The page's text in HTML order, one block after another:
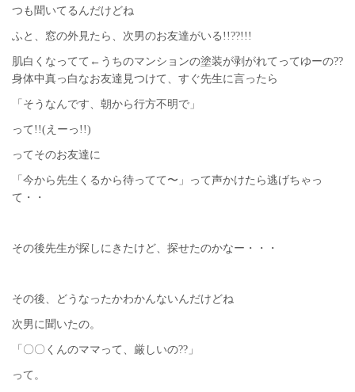
つも聞いてるんだけどね
ふと、窓の外見たら、次男のお友達がいる!!??!!!
肌白くなってて←うちのマンションの塗装が剥がれてってゆーの??
身体中真っ白なお友達見つけて、すぐ先生に言ったら
「そうなんです、朝から行方不明で」
って!!(えーっ!!)
ってそのお友達に
「今から先生くるから待ってて〜」って声かけたら逃げちゃっ
て・・
その後先生が探しにきたけど、探せたのかなー・・・
その後、どうなったかわかんないんだけどね
次男に聞いたの。
「〇〇くんのママって、厳しいの??」
って。